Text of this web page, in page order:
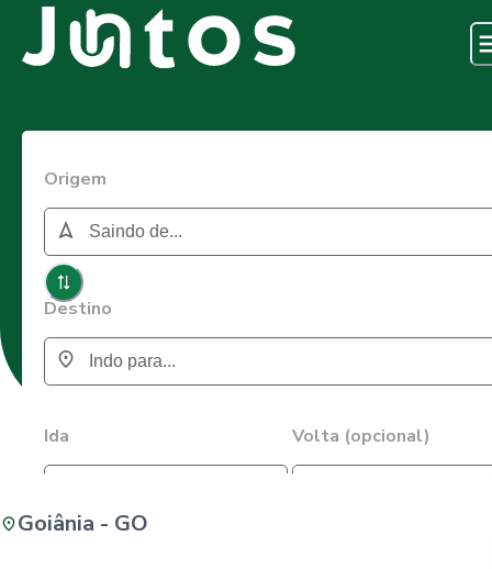
Origem
Destino
Ida Volta (opcional)
Goiânia - GO